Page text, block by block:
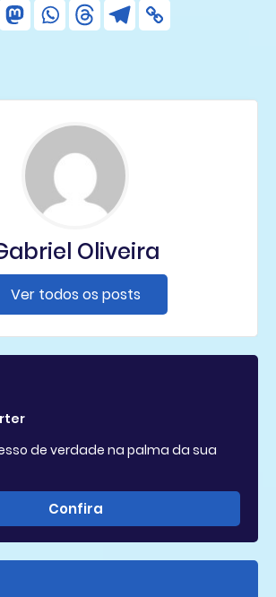
Oliveira
Ver todos os posts
de verdade na palma da sua
Confira